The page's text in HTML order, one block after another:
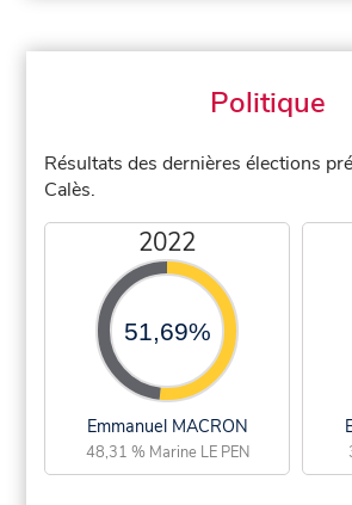
Politique
Résultats des dernières élections
Calès.
2022
51,69%
Emmanuel MACRON
48,31 % Marine LE PEN